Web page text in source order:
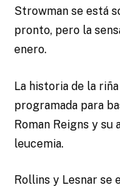
Strowman se está
pronto, pero la
enero.
La historia de la
programada para
Roman Reigns y su
leucemia.
Rollins y Lesnar se